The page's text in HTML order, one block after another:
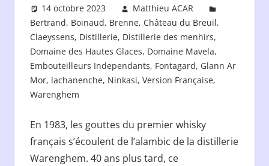
14 octobre 2023
Matthieu ACAR
Bertrand, Boinaud, Brenne, Château du Breuil,
Claeyssens, Distillerie, Distillerie des menhirs,
Domaine des Hautes Glaces, Domaine Mavela,
Embouteilleurs Independants, Fontagard, Glann Ar
Mor, lachanenche, Ninkasi, Version Française,
Warenghem
En 1983, les gouttes du premier whisky
français s’écoulent de l’alambic de la distillerie
Warenghem. 40 ans plus tard, ce